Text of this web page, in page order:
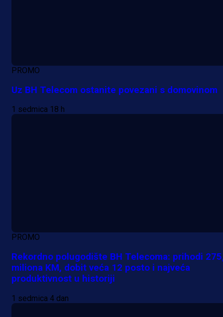
PROMO
Uz BH Telecom ostanite povezani s domovinom
1 sedmica 18 h
PROMO
Rekordno polugodište BH Telecoma: prihodi
miliona KM, dobit veća 12 posto i najveća
produktivnost u historiji
1 sedmica 4 dan